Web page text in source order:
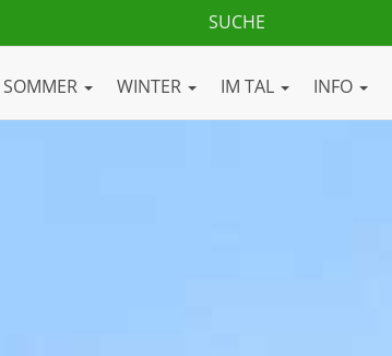
SOMMER WINTER IM TAL INFO